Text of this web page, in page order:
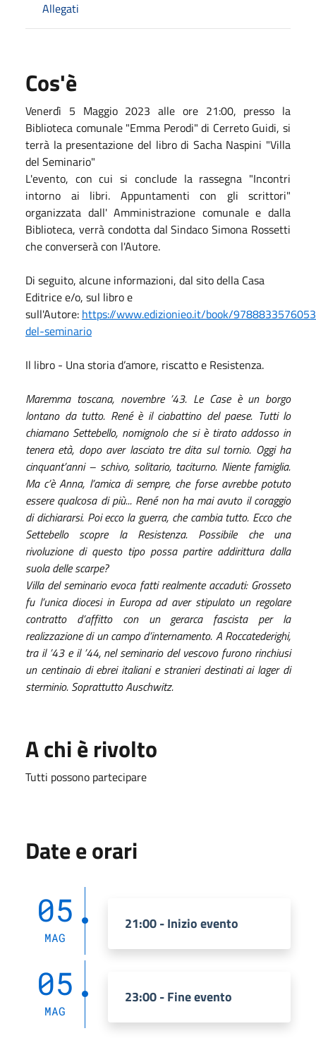
Allegati
Cos'è
Venerdì 5 Maggio 2023 alle ore 21:00, presso la
Biblioteca comunale "Emma Perodi" di Cerreto Guidi, si
terrà la presentazione del libro di Sacha Naspini "Villa
del Seminario"
L'evento, con cui si conclude la rassegna "Incontri
intorno ai libri. Appuntamenti con gli scrittori"
organizzata dall' Amministrazione comunale e dalla
Biblioteca, verrà condotta dal Sindaco Simona Rossetti
che converserà con l'Autore.
Di seguito, alcune informazioni, dal sito della Casa
Editrice e/o, sul libro e
sull'Autore: https://www.edizionieo.it/book/
del-seminario
Il libro - Una storia d’amore, riscatto e Resistenza.
Maremma toscana, novembre ’43. Le Case è un borgo
lontano da tutto. René è il ciabattino del paese. Tutti lo
chiamano Settebello, nomignolo che si è tirato addosso in
tenera età, dopo aver lasciato tre dita sul tornio. Oggi ha
cinquant’anni – schivo, solitario, taciturno. Niente famiglia.
Ma c’è Anna, l’amica di sempre, che forse avrebbe potuto
essere qualcosa di più... René non ha mai avuto il coraggio
di dichiararsi. Poi ecco la guerra, che cambia tutto. Ecco che
Settebello scopre la Resistenza. Possibile che una
rivoluzione di questo tipo possa partire addirittura dalla
suola delle scarpe?
Villa del seminario evoca fatti realmente accaduti: Grosseto
fu l’unica diocesi in Europa ad aver stipulato un regolare
contratto d’affitto con un gerarca fascista per la
realizzazione di un campo d’internamento. A Roccatederighi,
tra il ’43 e il ’44, nel seminario del vescovo furono rinchiusi
un centinaio di ebrei italiani e stranieri destinati ai lager di
sterminio. Soprattutto Auschwitz.
A chi è rivolto
Tutti possono partecipare
Date e orari
05
MAG
21:00 - Inizio evento
05
MAG
23:00 - Fine evento